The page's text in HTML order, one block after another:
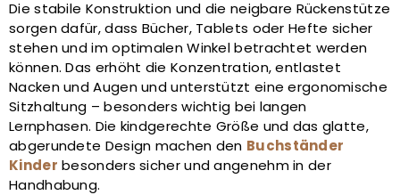
Die stabile Konstruktion und die neigbare Rückenstütze
sorgen dafür, dass Bücher, Tablets oder Hefte sicher
stehen und im optimalen Winkel betrachtet werden
können. Das erhöht die Konzentration, entlastet
Nacken und Augen und unterstützt eine ergonomische
Sitzhaltung – besonders wichtig bei langen
Lernphasen. Die kindgerechte Größe und das glatte,
abgerundete Design machen den Buchständer
Kinder besonders sicher und angenehm in der
Handhabung.